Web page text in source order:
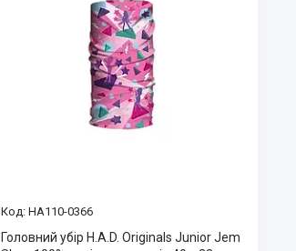
HA110-0366
Головний убір H.A.D. Originals Junior Jem